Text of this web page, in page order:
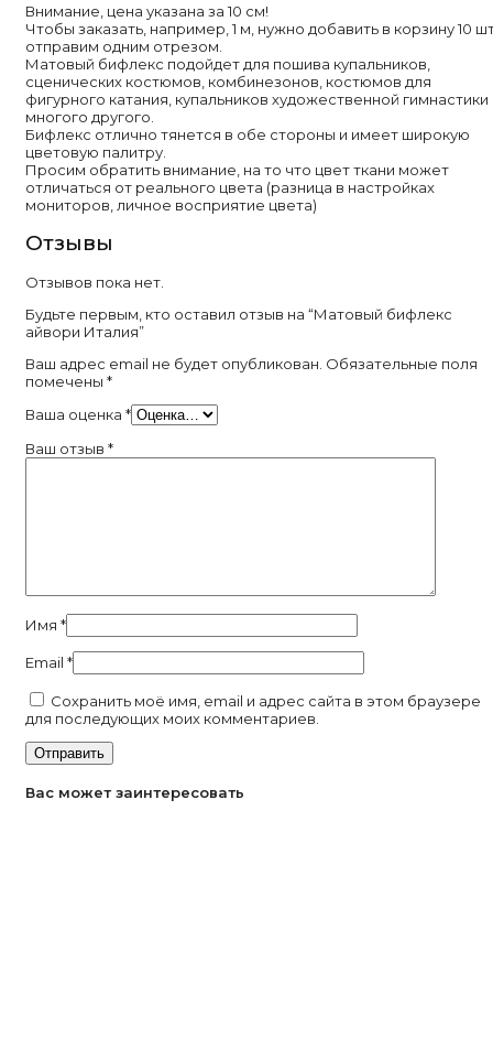
Внимание, цена указана за 10 см!
Чтобы заказать, например, 1 м, нужно добавить в корзину 10
отправим одним отрезом.
Матовый бифлекс подойдет для пошива купальников,
сценических костюмов, комбинезонов, костюмов для
фигурного катания, купальников художественной гимнастики
многого другого.
Бифлекс отлично тянется в обе стороны и имеет широкую
цветовую палитру.
Просим обратить внимание, на то что цвет ткани может
отличаться от реального цвета (разница в настройках
мониторов, личное восприятие цвета)
Отзывы
Отзывов пока нет.
Будьте первым, кто оставил отзыв на “Матовый бифлекс
айвори Италия”
Ваш адрес email не будет опубликован. Обязательные поля
помечены *
Ваша оценка *
Ваш отзыв *
Имя *
Email *
Сохранить моё имя, email и адрес сайта в этом браузере
для последующих моих комментариев.
Вас может заинтересовать